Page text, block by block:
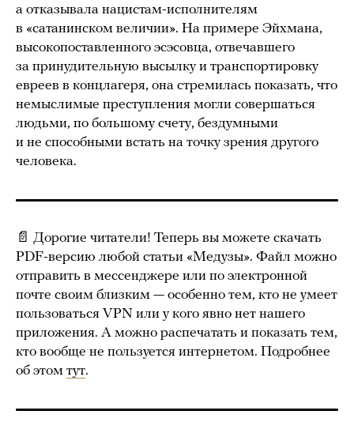
а отказывала нацистам-исполнителям
в «сатанинском величии». На примере Эйхмана,
высокопоставленного эсэсовца, отвечавшего
за принудительную высылку и транспортировку
евреев в концлагеря, она стремилась показать, что
немыслимые преступления могли совершаться
людьми, по большому счету, бездумными
и не способными встать на точку зрения другого
человека.
📄 Дорогие читатели! Теперь вы можете скачать
PDF-версию любой статьи «Медузы». Файл можно
отправить в мессенджере или по электронной
почте своим близким — особенно тем, кто не умеет
пользоваться VPN или у кого явно нет нашего
приложения. А можно распечатать и показать тем,
кто вообще не пользуется интернетом. Подробнее
об этом тут.